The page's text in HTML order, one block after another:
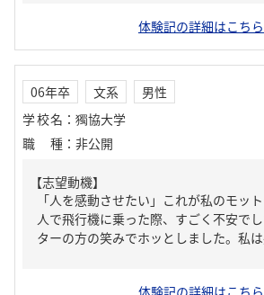
体験記の詳細はこちら
06年卒 文系
男性
学校名 ： 獨協大学
職種 ： 非公開
【志望動機】
「人を感動させたい」これが私のモッ
人で飛行機に乗った際、すごく不安で
ターの方の笑みでホッとしました。私
体験記の詳細はこちら